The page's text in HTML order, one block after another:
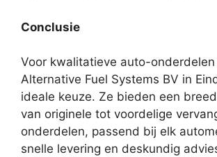
Conclusie
Voor kwalitatieve auto-onderdelen
Alternative Fuel Systems BV in
ideale keuze. Ze bieden een
van originele tot voordelige
onderdelen, passend bij elk
snelle levering en deskundig